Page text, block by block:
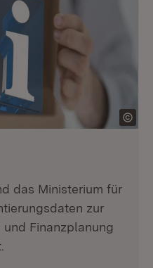
das Ministerium für
zur
Finanzplanung